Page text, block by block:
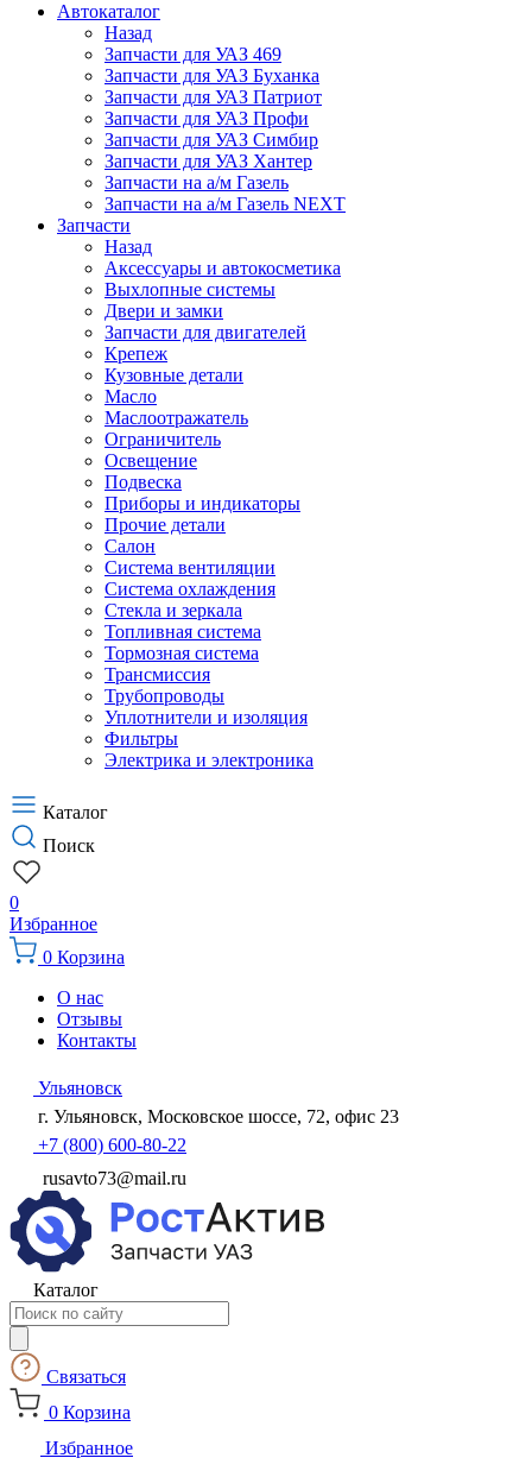
Автокаталог
Назад
Запчасти для УАЗ 469
Запчасти для УАЗ Буханка
Запчасти для УАЗ Патриот
Запчасти для УАЗ Профи
Запчасти для УАЗ Симбир
Запчасти для УАЗ Хантер
Запчасти на а/м Газель
Запчасти на а/м Газель NEXT
Запчасти
Назад
Аксессуары и автокосметика
Выхлопные системы
Двери и замки
Запчасти для двигателей
Крепеж
Кузовные детали
Масло
Маслоотражатель
Ограничитель
Освещение
Подвеска
Приборы и индикаторы
Прочие детали
Салон
Система вентиляции
Система охлаждения
Стекла и зеркала
Топливная система
Тормозная система
Трансмиссия
Трубопроводы
Уплотнители и изоляция
Фильтры
Электрика и электроника
Каталог
Поиск
0
Избранное
0 Корзина
О нас
Отзывы
Контакты
Ульяновск
г. Ульяновск, Московское шоссе, 72, офис 23
+7 (800) 600-80-22
rusavto73@mail.ru
Каталог
Поиск
товаров
Связаться
0 Корзина
Избранное